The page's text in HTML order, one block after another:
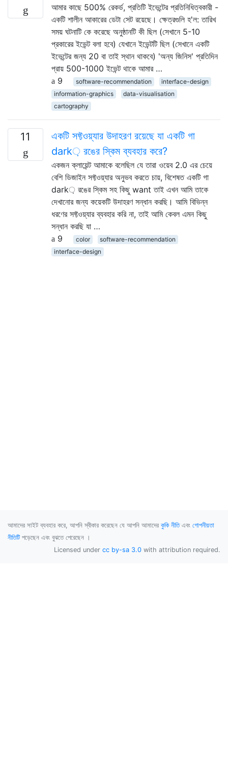
আমার কাছে 500% রেকর্ড, প্রতিটি ইভেন্টের প্রতিনিধিত্বকারী -
একটি শালীন আকারের ডেটা সেট রয়েছে। ক্ষেত্রগুলি হ'ল: তারিখ
সময় ঘটনাটি কে করেছে অনুষ্ঠানটি কী ছিল (সেখানে 5-10
প্রকারের ইভেন্ট বলা হবে) যেখানে ইভেন্টটি ছিল (সেখানে একটি
ইভেন্টের জন্য 20 বা তাই স্থান থাকবে) 'অন্য জিনিস' প্রতিদিন
প্রায় 500-1000 ইভেন্ট থাকে আমার …
9
software-recommendation
interface-design
information-graphics
data-visualisation
cartography
11
একটি সফ্টওয়্যার উদাহরণ রয়েছে যা একটি গা
dark় রঙের স্কিম ব্যবহার করে?
একজন ক্লায়েন্ট আমাকে বলেছিল যে তারা ওয়েব 2.0 এর চেয়ে
বেশি ডিজাইন সফ্টওয়্যার অনুভব করতে চায়, বিশেষত একটি গা
dark় রঙের স্কিম সহ কিছু want তাই এখন আমি তাকে
দেখানোর জন্য কয়েকটি উদাহরণ সন্ধান করছি। আমি বিভিন্ন
ধরণের সফ্টওয়্যার ব্যবহার করি না, তাই আমি কেবল এমন কিছু
সন্ধান করছি যা …
9
color
software-recommendation
interface-design
আমাদের সাইট ব্যবহার করে, আপনি স্বীকার করেছেন যে আপনি আমাদের কুকি নীতিএবং গোপনীয়তা
নীতিটি পড়েছেন এবং বুঝতে পেরেছেন ।
Licensed under cc by-sa 3.0 with attribution required.